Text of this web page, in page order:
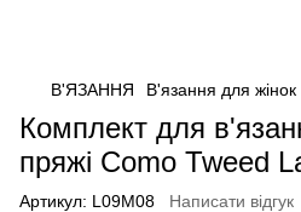
В'ЯЗАННЯ В'язання для жінок
Комплект для
пряжі Como Tweed
Артикул: L09M08 Написати відгук